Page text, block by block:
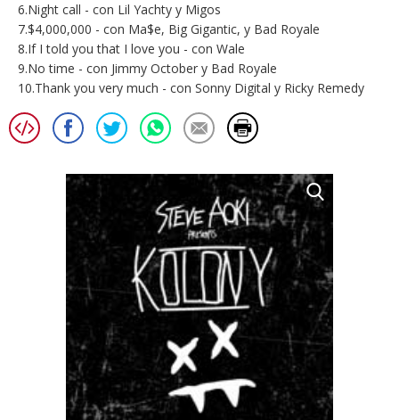
6.Night call - con Lil Yachty y Migos
7.$4,000,000 - con Ma$e, Big Gigantic, y Bad Royale
8.If I told you that I love you - con Wale
9.No time - con Jimmy October y Bad Royale
10.Thank you very much - con Sonny Digital y Ricky Remedy